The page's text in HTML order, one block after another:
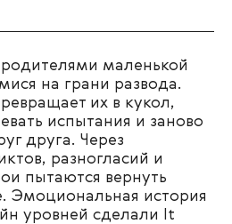
маленькой
на грани развода.
их в кукол,
испытания и заново
друга. Через
разногласий и
пытаются вернуть
Эмоциональная история
уровней сделали It